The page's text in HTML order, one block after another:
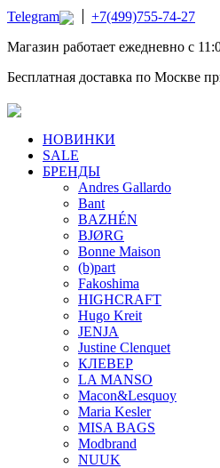
Telegram
+7(499)755-74-27
Магазин работает ежедневно с
Бесплатная доставка по Москве
НОВИНКИ
SALE
БРЕНДЫ
Andres Gallardo
Bant
BAZHÉN
BJØRG
Bonne Maison
(b)part
Fakoshima
HIGHCRAFT
Hugo Kreit
JENJA
Justine Clenquet
КЛЕВЕР
LA MANSO
Macon&Lesquoy
Maria Kesler
MISA BAGS
Modbrand
NUUK